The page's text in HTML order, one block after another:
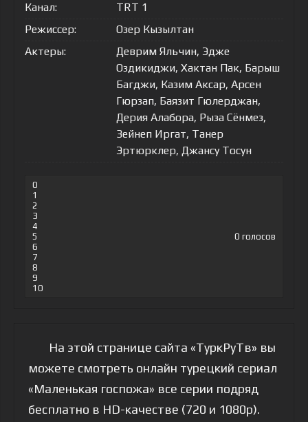
Канал:
TRT 1
Режиссер:
Озер Кызылтан
Актеры:
Деврим Яльчин, Эдже
Оздикиджи, Хактан Пак, Барыш
Багджи, Казим Аксар, Арсен
Гюрзап, Баязит Гюлерджан,
Дерия Алабора, Рыза Сёнмез,
Зейнеп Иргат, Танер
Эртюрклер, Джансу Тосун
0
1
2
3
4
5
6
7
8
9
10
0 голосов
На этой странице сайта «ТуркРуТв» вы
можете смотреть онлайн турецкий сериал
«Маленькая госпожа» все серии подряд
бесплатно в HD-качестве (720 и 1080p).